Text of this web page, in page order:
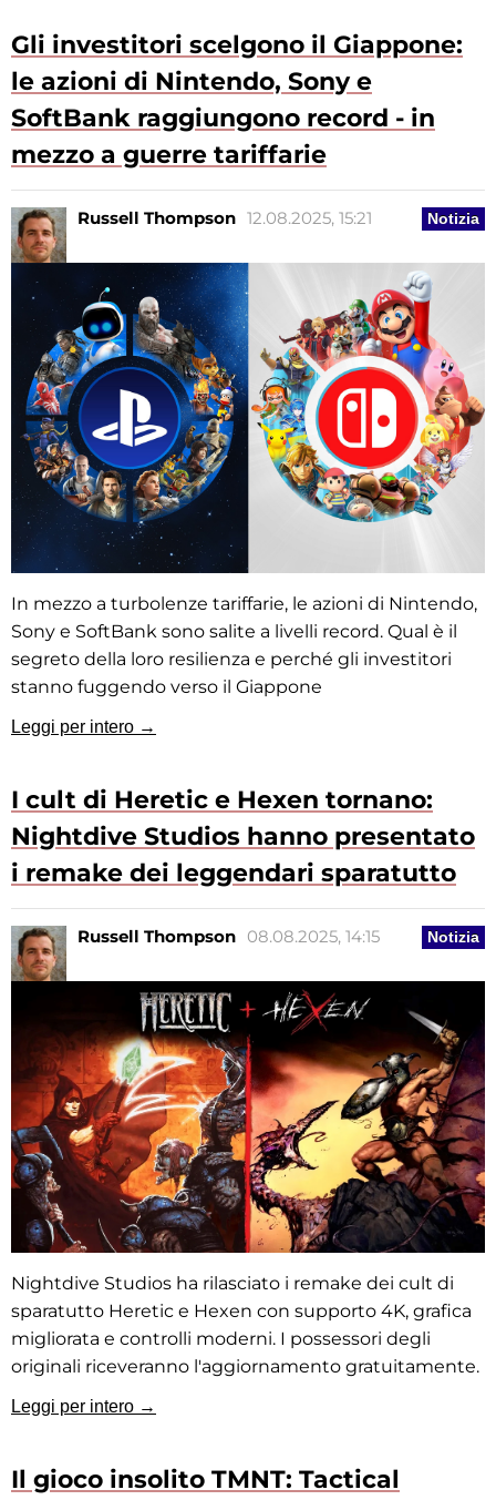
Gli investitori scelgono il Giappone:
le azioni di Nintendo, Sony e
SoftBank raggiungono record - in
mezzo a guerre tariffarie
Notizia
Russell Thompson 12.08.2025, 15:21
In mezzo a turbolenze tariffarie, le azioni di Nintendo,
Sony e SoftBank sono salite a livelli record. Qual è il
segreto della loro resilienza e perché gli investitori
stanno fuggendo verso il Giappone
Leggi per intero →
I cult di Heretic e Hexen tornano:
Nightdive Studios hanno presentato
i remake dei leggendari sparatutto
Notizia
Russell Thompson 08.08.2025, 14:15
Nightdive Studios ha rilasciato i remake dei cult di
sparatutto Heretic e Hexen con supporto 4K, grafica
migliorata e controlli moderni. I possessori degli
originali riceveranno l'aggiornamento gratuitamente.
Leggi per intero →
Il gioco insolito TMNT: Tactical